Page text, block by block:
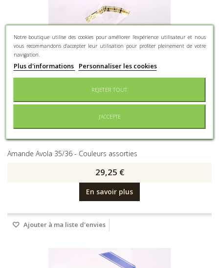
Amande Avola 35/36 - Couleurs assorties
29,25 €
En savoir plus
Ajouter à ma liste d'envies
Notre boutique utilise des cookies pour améliorer l'expérience utilisateur et nous
vous recommandons d'accepter leur utilisation pour profiter pleinement de votre
navigation.
Plus d'informations Personnaliser les cookies
REJETER TOUT
J'ACCEPTE